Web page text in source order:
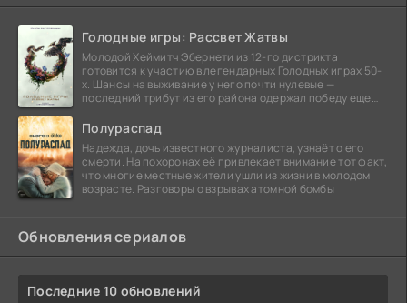
Голодные игры: Рассвет Жатвы
Молодой Хеймитч Эбернети из 12-го дистрикта
готовится к участию в легендарных Голодных играх 50-
х. Шансы на выживание у него почти нулевые —
последний трибут из его района одержал победу еще
Полураспад
Надежда, дочь известного журналиста, узнаёт о его
смерти. На похоронах её привлекает внимание тот факт,
что многие местные жители ушли из жизни в молодом
возрасте. Разговоры о взрывах атомной бомбы
Обновления сериалов
Последние 10 обновлений